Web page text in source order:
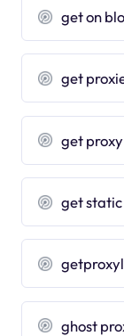
get on
get
get proxy
get static
ghost